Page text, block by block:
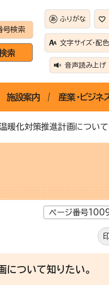
号検索
ふりがな
文字サイズ・配
音声読み上げ
施設案内 産業・ビジネ
暖化対策推進計画について
ページ番号
ついて知りたい。